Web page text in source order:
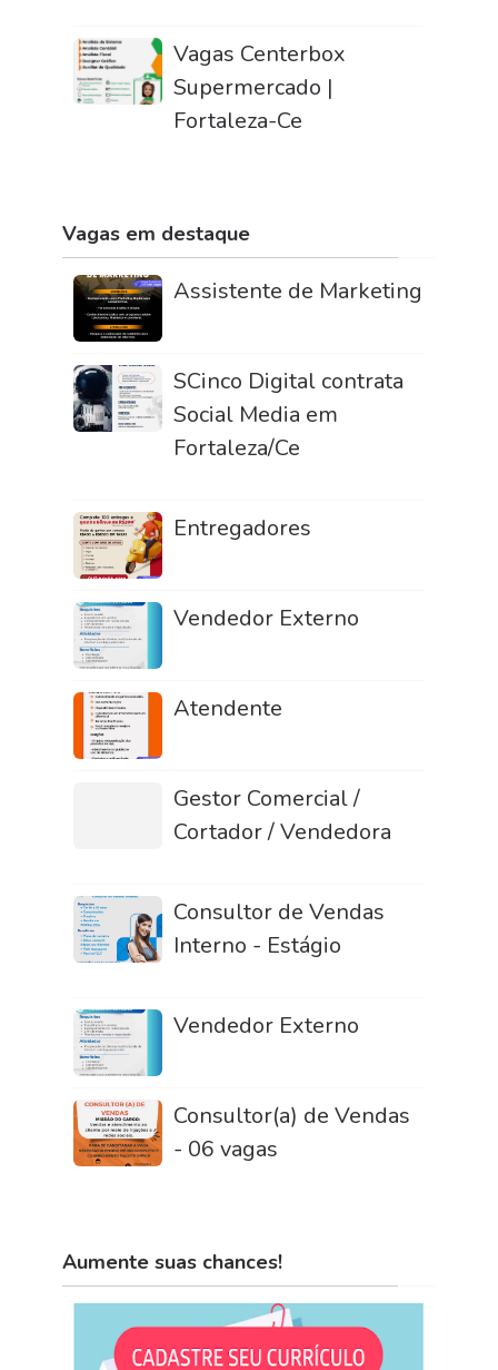
Vagas Centerbox
Supermercado |
Fortaleza-Ce
Vagas em destaque
Assistente de Marketing
SCinco Digital contrata
Social Media em
Fortaleza/Ce
Entregadores
Vendedor Externo
Atendente
Gestor Comercial /
Cortador / Vendedora
Consultor de Vendas
Interno - Estágio
Vendedor Externo
Consultor(a) de Vendas
- 06 vagas
Aumente suas chances!